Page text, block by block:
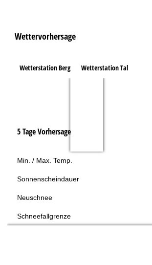
Wettervorhersage
Wetterstation Berg Wetterstation Tal
5 Tage Vorhersage
Min. / Max. Temp.
Sonnenscheindauer
Neuschnee
Schneefallgrenze